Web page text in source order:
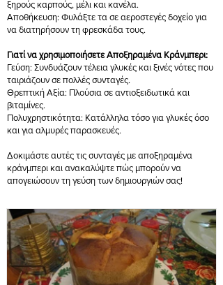
ξηρούς καρπούς, μέλι και κανέλα.
Αποθήκευση: Φυλάξτε τα σε αεροστεγές δοχείο για
να διατηρήσουν τη φρεσκάδα τους.
Γιατί να χρησιμοποιήσετε Αποξηραμένα Κράνμπερι:
Γεύση: Συνδυάζουν τέλεια γλυκές και ξινές νότες που
ταιριάζουν σε πολλές συνταγές.
Θρεπτική Αξία: Πλούσια σε αντιοξειδωτικά και
βιταμίνες.
Πολυχρηστικότητα: Κατάλληλα τόσο για γλυκές όσο
και για αλμυρές παρασκευές.
Δοκιμάστε αυτές τις συνταγές με αποξηραμένα
κράνμπερι και ανακαλύψτε πώς μπορούν να
απογειώσουν τη γεύση των δημιουργιών σας!